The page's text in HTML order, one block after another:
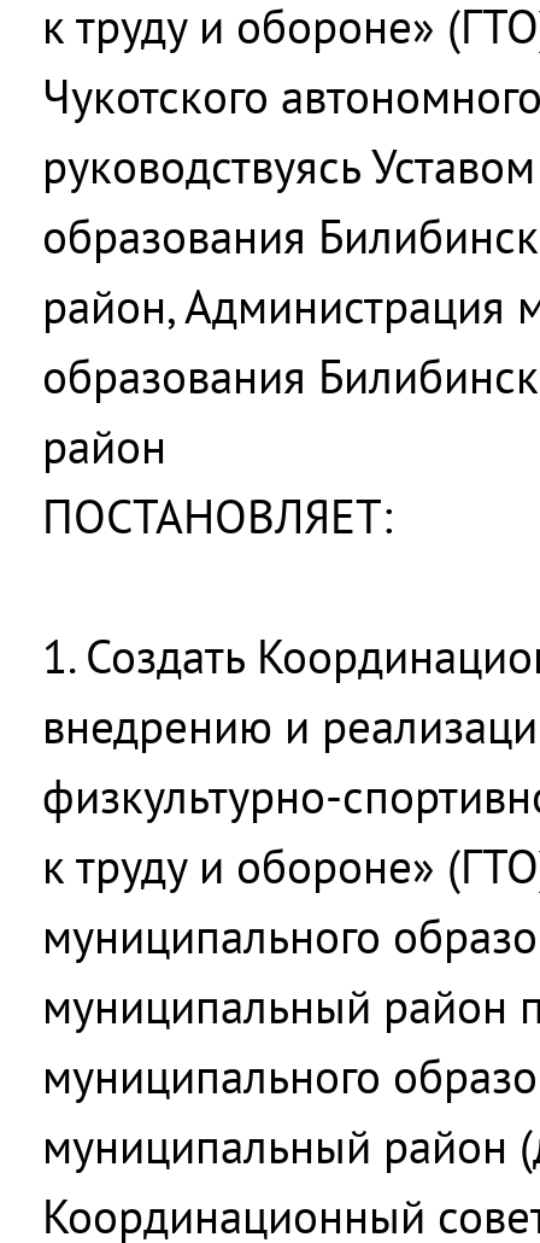
к труду и обороне»
Чукотского
руководствуясь
образования
район, Администрация
образования
район
ПОСТАНОВЛЯЕТ:
1. Создать
внедрению и
физкультурно-
к труду и обороне»
муниципального
муниципальный район
муниципального
муниципальный район
Координационный